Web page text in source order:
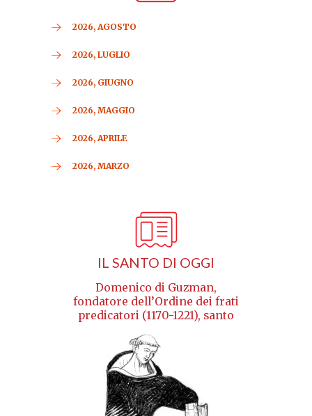
2026, AGOSTO
2026, LUGLIO
2026, GIUGNO
2026, MAGGIO
2026, APRILE
2026, MARZO
IL SANTO DI OGGI
Domenico di Guzman,
fondatore dell’Ordine dei frati
predicatori (1170-1221), santo